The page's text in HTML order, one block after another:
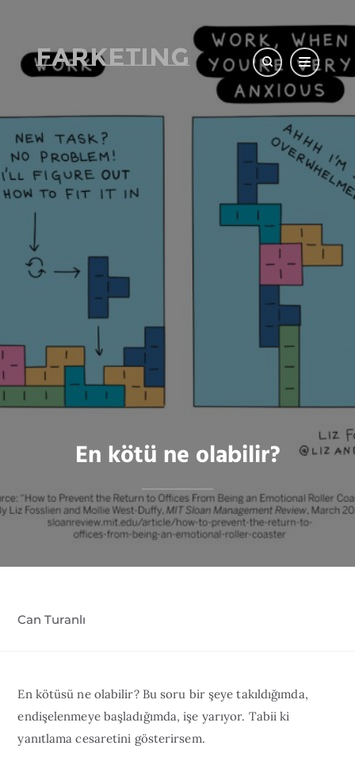
Farketing
En kötü ne olabilir?
Can Turanlı
En kötüsü ne olabilir? Bu soru bir şeye takıldığımda,
endişelenmeye başladığımda, işe yarıyor. Tabii ki
yanıtlama cesaretini gösterirsem.